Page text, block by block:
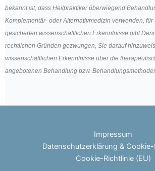
bekannt ist, dass Heilpraktiker überwiegend
Komplementär- oder Alternativmedizin verwenden,
gesicherten wissenschaftlichen Erkenntnisse
rechtlichen Gründen gezwungen, Sie darauf
wissenschaftlichen Erkenntnisse über die
angebotenen Behandlung bzw.
Impressum
Datenschutzerklärung &
Cookie-Richtlinie (EU)